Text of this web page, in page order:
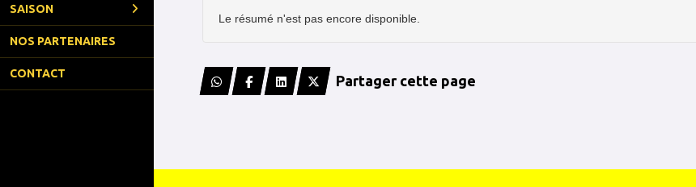
SAISON
NOS PARTENAIRES
CONTACT
Le résumé n'est pas encore disponible.
Partager cette page